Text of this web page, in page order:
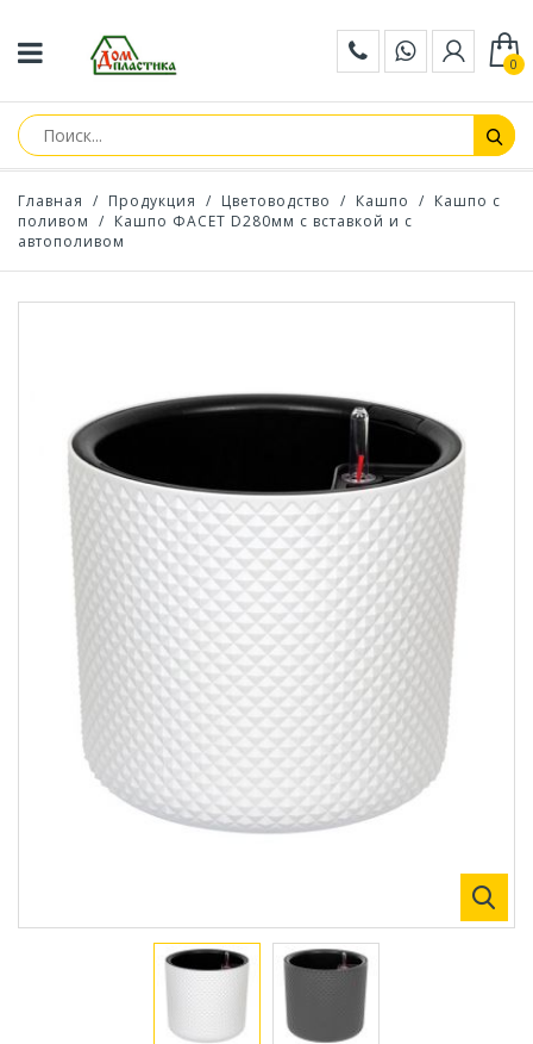
0
Главная / Продукция / Цветоводство / Кашпо / Кашпо с
поливом / Кашпо ФАСЕТ D280мм с вставкой и с
автополивом